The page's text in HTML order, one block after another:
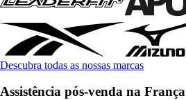
Descubra todas as nossas marcas
Assistência pós-venda na França